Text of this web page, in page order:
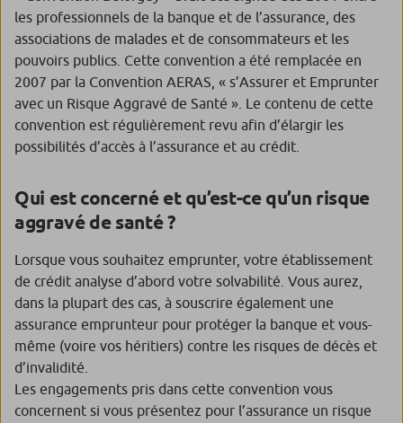
les professionnels de la banque et de l’assurance, des
associations de malades et de consommateurs et les
pouvoirs publics. Cette convention a été remplacée en
2007 par la Convention AERAS, « s’Assurer et Emprunter
avec un Risque Aggravé de Santé ». Le contenu de cette
convention est régulièrement revu afin d’élargir les
possibilités d’accès à l’assurance et au crédit.
Qui est concerné et qu’est-ce qu’un risque
aggravé de santé ?
Lorsque vous souhaitez emprunter, votre établissement
de crédit analyse d’abord votre solvabilité. Vous aurez,
dans la plupart des cas, à souscrire également une
assurance emprunteur pour protéger la banque et vous-
même (voire vos héritiers) contre les risques de décès et
d’invalidité.
Les engagements pris dans cette convention vous
concernent si vous présentez pour l’assurance un risque